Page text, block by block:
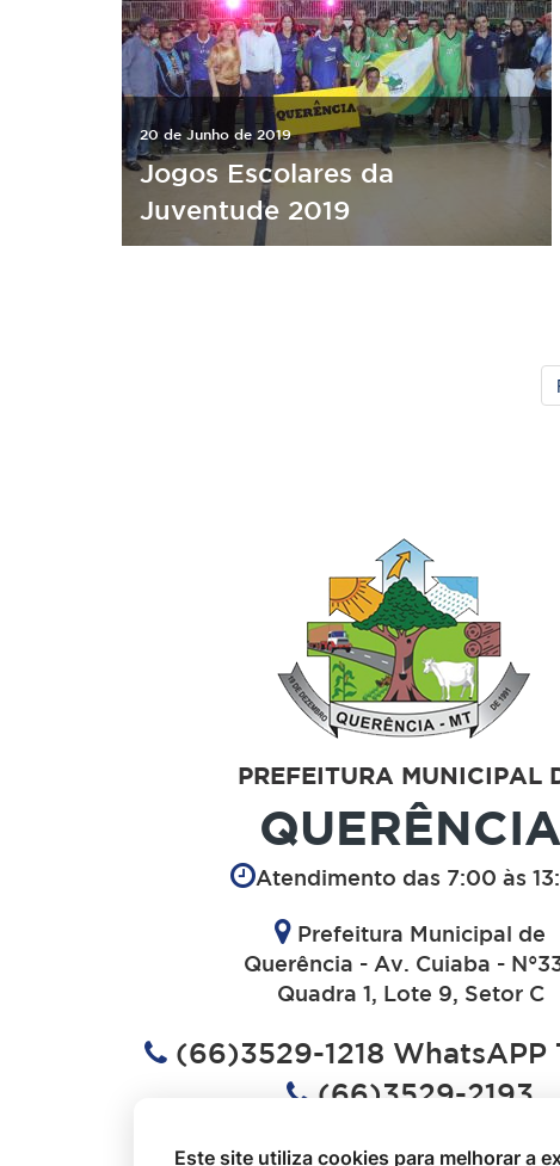
20 de Junho de 2019
Jogos Escolares da
Juventude 2019
PREFEITURA MUNICIPAL
QUERÊNCIA
Atendimento das 7:00 às
Prefeitura Municipal de
Querência - Av. Cuiaba -
Quadra 1, Lote 9, Setor C
(66)3529-1218 WhatsAPP
(66)3529-2193
Este site utiliza cookies para melhorar a